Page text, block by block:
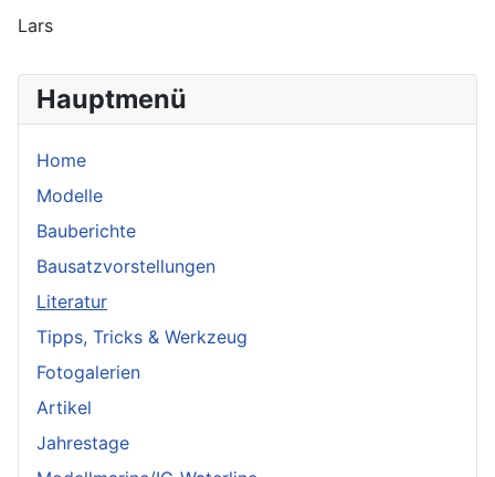
Hauptmenü
Home
Modelle
Bauberichte
Bausatzvorstellungen
Literatur
Tipps, Tricks & Werkzeug
Fotogalerien
Artikel
Jahrestage
Lars